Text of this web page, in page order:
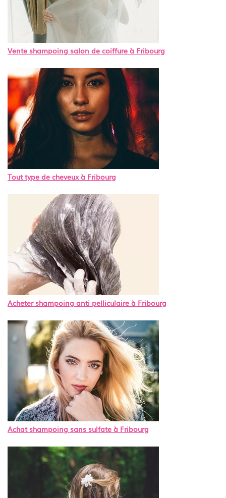
Vente shampoing salon de coiffure à Fribourg
Tout type de cheveux à Fribourg
Acheter shampoing anti pelliculaire à Fribourg
Achat shampoing sans sulfate à Fribourg